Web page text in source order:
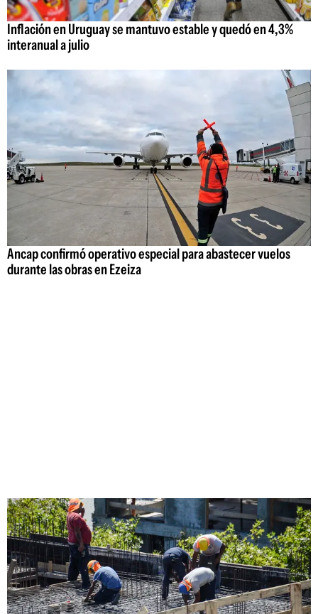
Inflación en Uruguay se mantuvo estable y quedó en 4,3%
interanual a julio
Ancap confirmó operativo especial para abastecer vuelos
durante las obras en Ezeiza